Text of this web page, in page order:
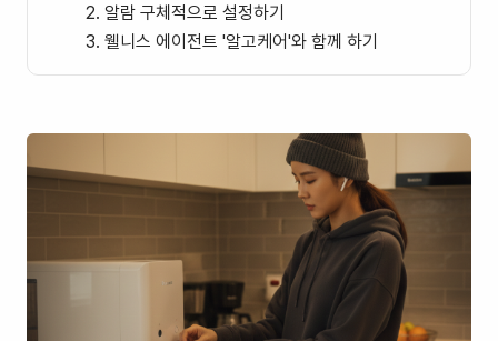
2. 알람 구체적으로 설정하기
3. 웰니스 에이전트 '알고케어'와 함께 하기